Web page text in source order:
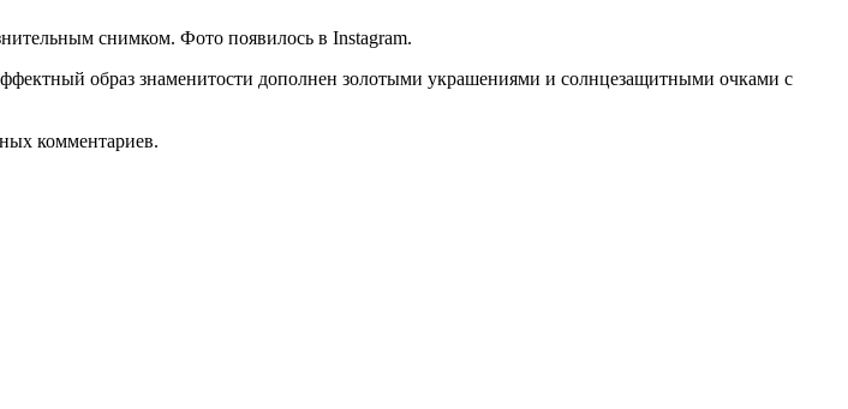
снимком. Фото появилось в Instagram.
образ знаменитости дополнен золотыми украшениями и солнцезащитными очками с
комментариев.